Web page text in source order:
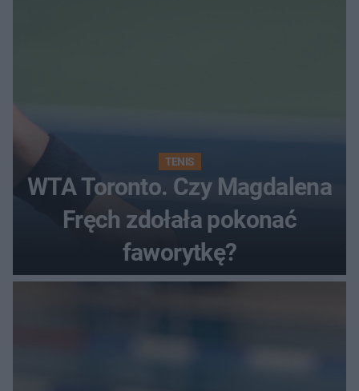
TENIS
WTA Toronto. Czy Magdalena
Fręch zdołała pokonać
faworytkę?